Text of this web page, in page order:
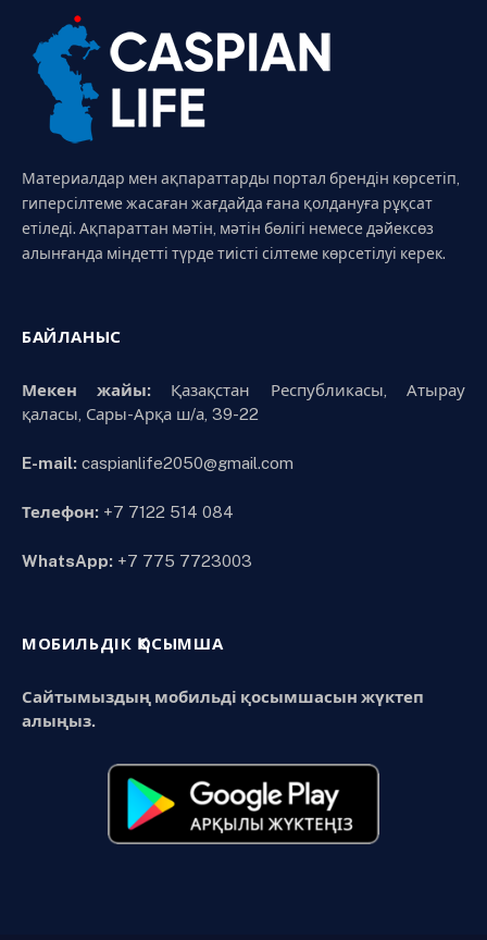
Материалдар мен ақпараттарды портал брендін көрсетіп,
гиперсілтеме жасаған жағдайда ғана қолдануға рұқсат
етіледі. Ақпараттан мәтін, мәтін бөлігі немесе дәйексөз
алынғанда міндетті түрде тиісті сілтеме көрсетілуі керек.
БАЙЛАНЫС
Мекен жайы:Қазақстан Республикасы, Атырау
қаласы, Сары-Арқа ш/а, 39-22
E-mail: caspianlife2050@gmail.com
Телефон: +7 7122 514 084
WhatsApp: +7 775 7723003
МОБИЛЬДІК ҚОСЫМША
Сайтымыздың мобильді қосымшасын жүктеп
алыңыз.